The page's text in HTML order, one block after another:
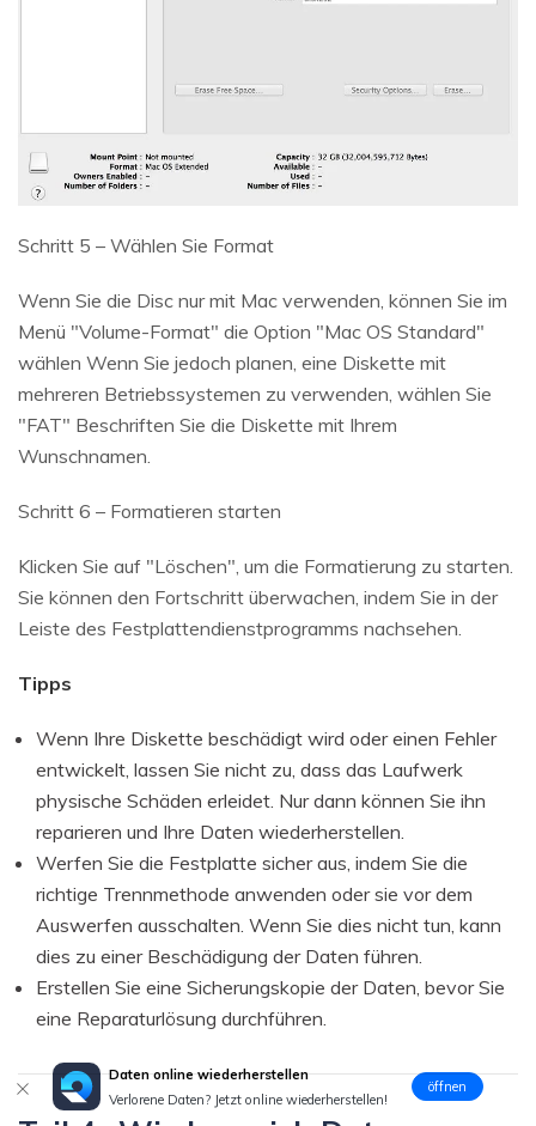
Schritt 5 – Wählen Sie Format
Wenn Sie die Disc nur mit Mac verwenden, können Sie im
Menü "Volume-Format" die Option "Mac OS Standard"
wählen Wenn Sie jedoch planen, eine Diskette mit
mehreren Betriebssystemen zu verwenden, wählen Sie
"FAT" Beschriften Sie die Diskette mit Ihrem
Wunschnamen.
Schritt 6 – Formatieren starten
Klicken Sie auf "Löschen", um die Formatierung zu starten.
Sie können den Fortschritt überwachen, indem Sie in der
Leiste des Festplattendienstprogramms nachsehen.
Tipps
Wenn Ihre Diskette beschädigt wird oder einen Fehler
entwickelt, lassen Sie nicht zu, dass das Laufwerk
physische Schäden erleidet. Nur dann können Sie ihn
reparieren und Ihre Daten wiederherstellen.
Werfen Sie die Festplatte sicher aus, indem Sie die
richtige Trennmethode anwenden oder sie vor dem
Auswerfen ausschalten. Wenn Sie dies nicht tun, kann
dies zu einer Beschädigung der Daten führen.
Erstellen Sie eine Sicherungskopie der Daten, bevor Sie
eine Reparaturlösung durchführen.
Daten online wiederherstellen
Verlorene Daten? Jetzt online wiederherstellen!
öffnen